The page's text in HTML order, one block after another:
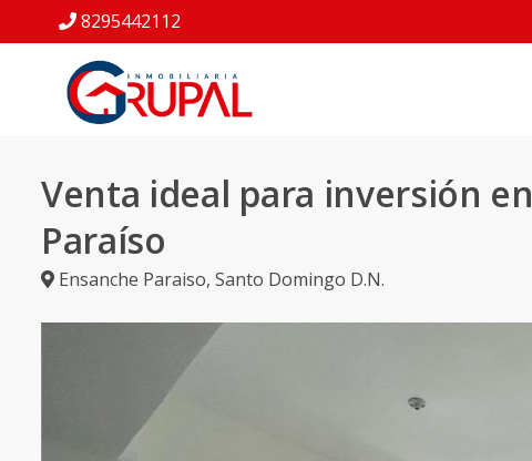
8295442112
Venta ideal para inversión en
Paraíso
Ensanche Paraiso, Santo Domingo D.N.